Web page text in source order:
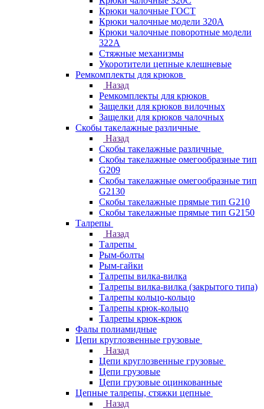
Крюки чалочные ГОСТ
Крюки чалочные модели 320А
Крюки чалочные поворотные модели
322А
Стяжные механизмы
Укоротители цепные клешневые
Ремкомплекты для крюков
Назад
Ремкомплекты для крюков
Защелки для крюков вилочных
Защелки для крюков чалочных
Скобы такелажные различные
Назад
Скобы такелажные различные
Скобы такелажные омегообразные тип
G209
Скобы такелажные омегообразные тип
G2130
Скобы такелажные прямые тип G210
Скобы такелажные прямые тип G2150
Талрепы
Назад
Талрепы
Рым-болты
Рым-гайки
Талрепы вилка-вилка
Талрепы вилка-вилка (закрытого типа)
Талрепы кольцо-кольцо
Талрепы крюк-кольцо
Талрепы крюк-крюк
Фалы полиамидные
Цепи круглозвенные грузовые
Назад
Цепи круглозвенные грузовые
Цепи грузовые
Цепи грузовые оцинкованные
Цепные талрепы, стяжки цепные
Назад